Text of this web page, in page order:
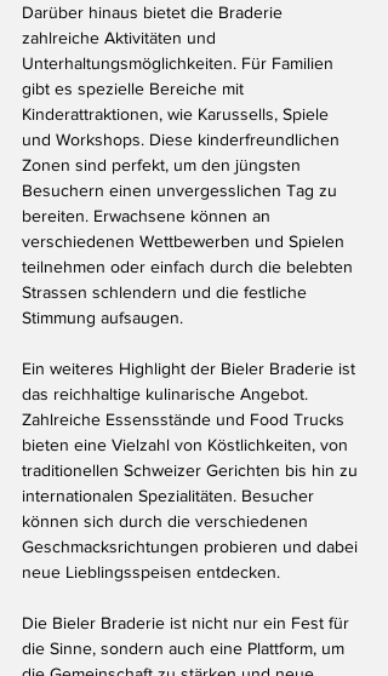
Darüber hinaus bietet die Braderie
zahlreiche Aktivitäten und
Unterhaltungsmöglichkeiten. Für Familien
gibt es spezielle Bereiche mit
Kinderattraktionen, wie Karussells, Spiele
und Workshops. Diese kinderfreundlichen
Zonen sind perfekt, um den jüngsten
Besuchern einen unvergesslichen Tag zu
bereiten. Erwachsene können an
verschiedenen Wettbewerben und Spielen
teilnehmen oder einfach durch die belebten
Strassen schlendern und die festliche
Stimmung aufsaugen.
Ein weiteres Highlight der Bieler Braderie ist
das reichhaltige kulinarische Angebot.
Zahlreiche Essensstände und Food Trucks
bieten eine Vielzahl von Köstlichkeiten, von
traditionellen Schweizer Gerichten bis hin zu
internationalen Spezialitäten. Besucher
können sich durch die verschiedenen
Geschmacksrichtungen probieren und dabei
neue Lieblingsspeisen entdecken.
Die Bieler Braderie ist nicht nur ein Fest für
die Sinne, sondern auch eine Plattform, um